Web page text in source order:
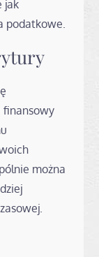
jak
podatkowe.
finansowy
można